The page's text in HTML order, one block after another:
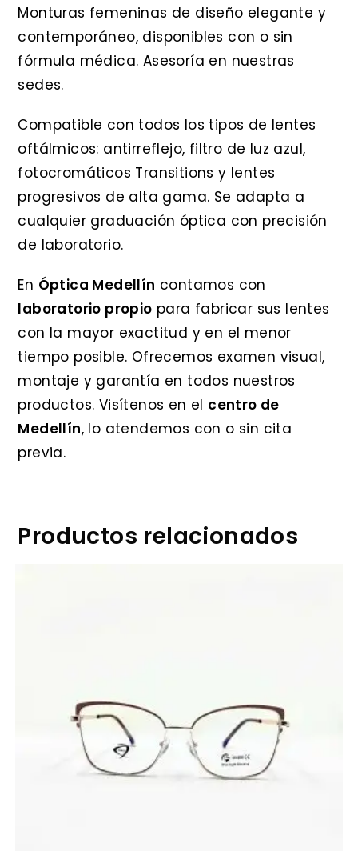
Monturas femeninas de diseño elegante y
contemporáneo, disponibles con o sin
fórmula médica. Asesoría en nuestras
sedes.
Compatible con todos los tipos de lentes
oftálmicos: antirreflejo, filtro de luz azul,
fotocromáticos Transitions y lentes
progresivos de alta gama. Se adapta a
cualquier graduación óptica con precisión
de laboratorio.
En Óptica Medellín contamos con
laboratorio propio para fabricar sus lentes
con la mayor exactitud y en el menor
tiempo posible. Ofrecemos examen visual,
montaje y garantía en todos nuestros
productos. Visítenos en el centro de
Medellín, lo atendemos con o sin cita
previa.
Productos relacionados